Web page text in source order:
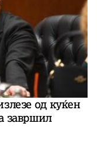
од куќен
завршил